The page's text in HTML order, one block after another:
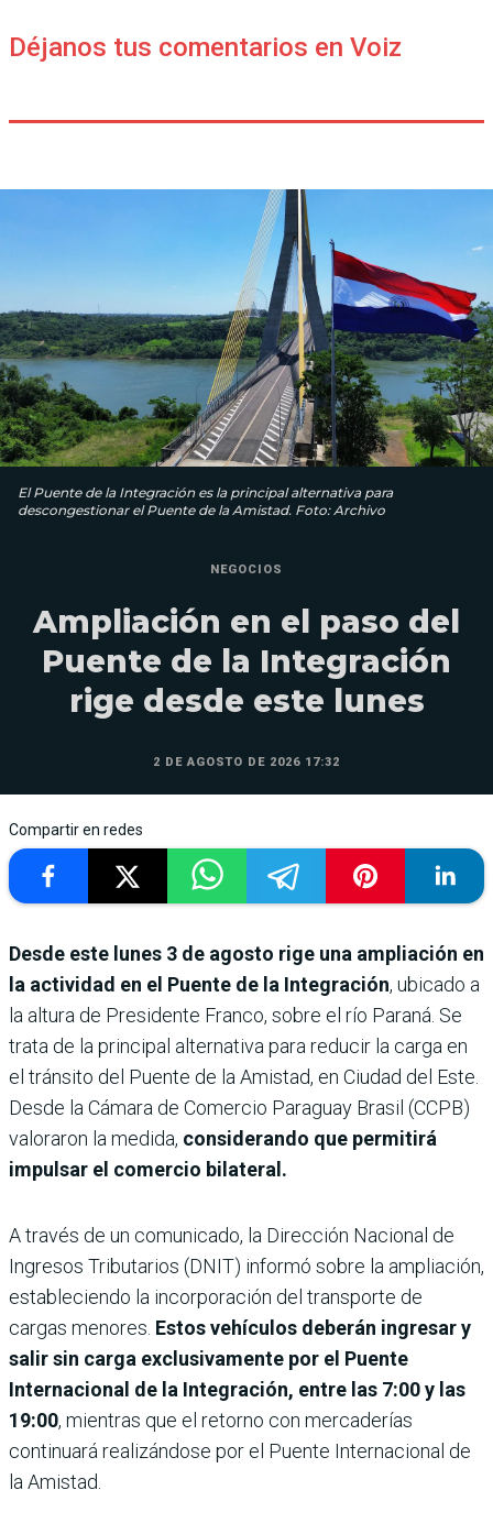
Déjanos tus comentarios en Voiz
El Puente de la Integración es la principal alternativa para
descongestionar el Puente de la Amistad. Foto: Archivo
NEGOCIOS
Ampliación en el paso del
Puente de la Integración
rige desde este lunes
2 DE AGOSTO DE 2026 17:32
Compartir en redes
Desde este lunes 3 de agosto rige una ampliación en
la actividad en el Puente de la Integración, ubicado a
la altura de Presidente Franco, sobre el río Paraná. Se
trata de la principal alternativa para reducir la carga en
el tránsito del Puente de la Amistad, en Ciudad del Este.
Desde la Cámara de Comercio Paraguay Brasil (CCPB)
valoraron la medida, considerando que permitirá
impulsar el comercio bilateral.
A través de un comunicado, la Dirección Nacional de
Ingresos Tributarios (DNIT) informó sobre la ampliación,
estableciendo la incorporación del transporte de
cargas menores. Estos vehículos deberán ingresar y
salir sin carga exclusivamente por el Puente
Internacional de la Integración, entre las 7:00 y las
19:00, mientras que el retorno con mercaderías
continuará realizándose por el Puente Internacional de
la Amistad.